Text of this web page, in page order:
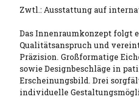
Zwtl.: Ausstattung auf
Das Innenraumkonzept folgt
Qualitätsanspruch und
Präzision. Großformatige
sowie Designbeschläge in
Erscheinungsbild. Drei
individuelle